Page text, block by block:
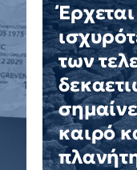
των
καιρό